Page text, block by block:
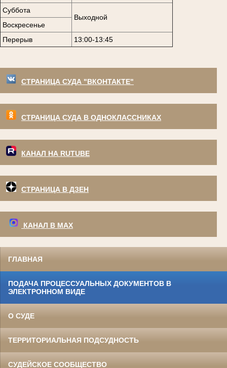
Суббота
Выходной
Воскресенье
Перерыв
13:00-13:45
СТРАНИЦА СУДА "ВКОНТАКТЕ"
СТРАНИЦА СУДА В ОДНОКЛАССНИКАХ
КАНАЛ НА RUTUBE
СТРАНИЦА В ДЗЕН
КАНАЛ В МАХ
ГЛАВНАЯ
ПОДАЧА ПРОЦЕССУАЛЬНЫХ ДОКУМЕНТОВ В
ЭЛЕКТРОННОМ ВИДЕ
О СУДЕ
ТЕРРИТОРИАЛЬНАЯ ПОДСУДНОСТЬ
СУДЕЙСКОЕ СООБЩЕСТВО